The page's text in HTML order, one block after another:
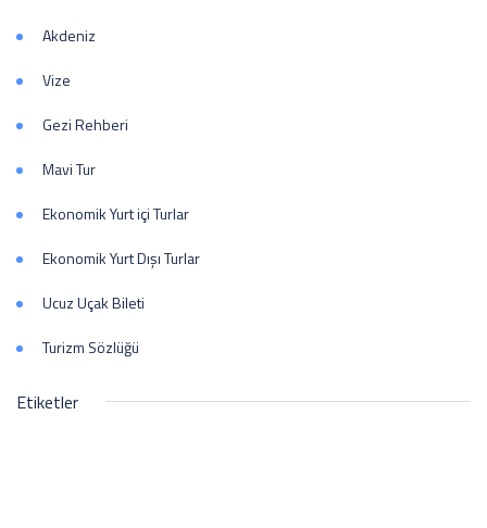
Akdeniz
Vize
Gezi Rehberi
Mavi Tur
Ekonomik Yurt içi Turlar
Ekonomik Yurt Dışı Turlar
Ucuz Uçak Bileti
Turizm Sözlüğü
Etiketler